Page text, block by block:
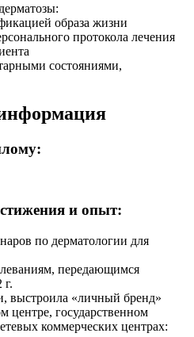
образа жизни
протокола лечения
состояниями,
и опыт:
по дерматологии для
передающимся
г.
выстроила «личный бренд»
центре, государственном
коммерческих центрах: